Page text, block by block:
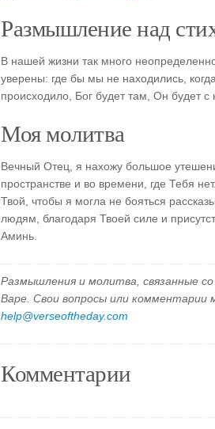
Размышление над
В нашей жизни так много
уверены: где бы мы не находились,
происходило, Бог будет там, Он будет с
Моя молитва
Вечный Отец, я нахожу большое
пространстве и во времени, где Тебя
Твой, чтобы я могла не бояться
людям, благодаря Твоей силе и
Аминь.
Размышления и молитва, связанные
Варе. Свои вопросы или комментарии
help@verseoftheday.com
Комментарии